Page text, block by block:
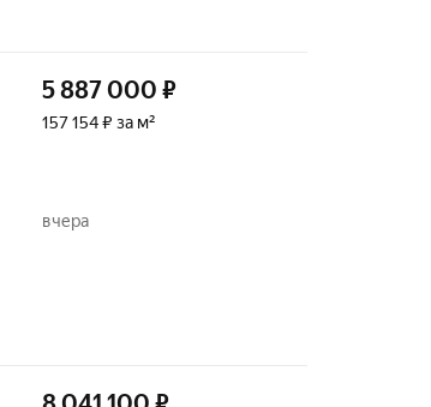
5 887 000 ₽
157 154 ₽ за м²
вчера